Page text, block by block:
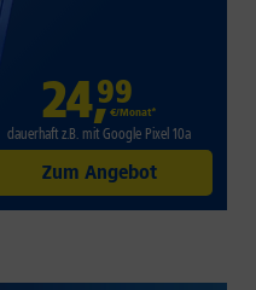
24,99
€/Monat*
dauerhaft z.B. mit Google Pixel 10a
Zum Angebot